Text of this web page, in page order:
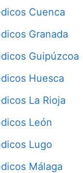
Cuenca
Granada
Guipúzcoa
Huesca
La Rioja
León
Lugo
Málaga